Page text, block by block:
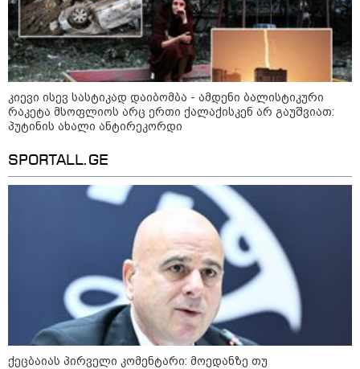
რატომ არ იქოქება მოპედი: 4
ფარული მიზეზი და პრობლემის
მოგვარების გზები
1-დღიანი ტურები თბილისიდან:
კიევი ისევ სასტიკად დაიბომბა - ამდენი ბალისტიკური
რაკეტა მსოფლიოს არც ერთი ქალაქისკენ არ გაუშვიათ:
პუტინის ახალი ანტირეკორდი
SPORTALL.GE
ქეცბაიას პირველი კომენტარი: მოედანზე თუ